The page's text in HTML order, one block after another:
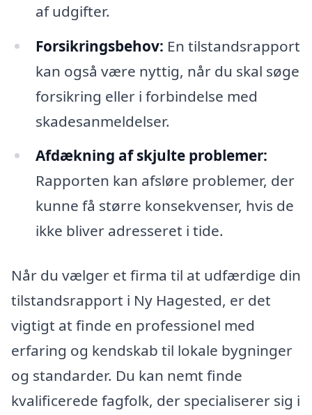
af udgifter.
Forsikringsbehov: En tilstandsrapport
kan også være nyttig, når du skal søge
forsikring eller i forbindelse med
skadesanmeldelser.
Afdækning af skjulte problemer:
Rapporten kan afsløre problemer, der
kunne få større konsekvenser, hvis de
ikke bliver adresseret i tide.
Når du vælger et firma til at udfærdige din
tilstandsrapport i Ny Hagested, er det
vigtigt at finde en professionel med
erfaring og kendskab til lokale bygninger
og standarder. Du kan nemt finde
kvalificerede fagfolk, der specialiserer sig i